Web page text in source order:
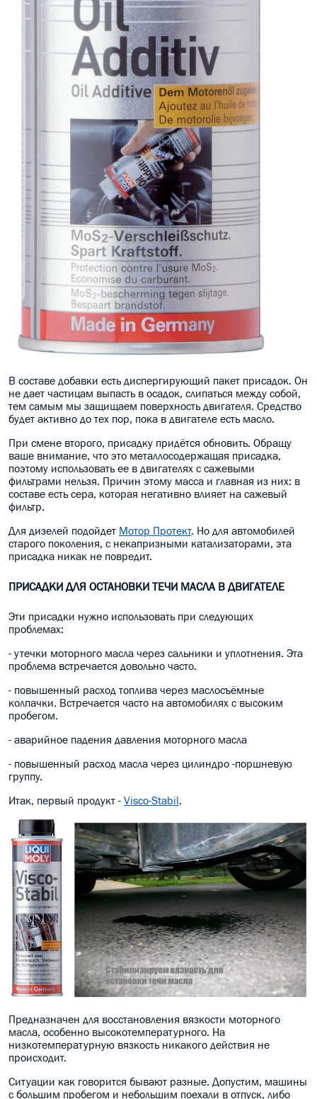
В составе добавки есть диспергирующий пакет присадок. Он
не дает частицам выпасть в осадок, слипаться между собой,
тем самым мы защищаем поверхность двигателя. Средство
будет активно до тех пор, пока в двигателе есть масло.
При смене второго, присадку придётся обновить. Обращу
ваше внимание, что это металлосодержащая присадка,
поэтому использовать ее в двигателях с сажевыми
фильтрами нельзя. Причин этому масса и главная из них: в
составе есть сера, которая негативно влияет на сажевый
фильтр.
Для дизелей подойдет Мотор Протект. Но для автомобилей
старого поколения, с некапризными катализаторами, эта
присадка никак не повредит.
ПРИСАДКИ ДЛЯ ОСТАНОВКИ ТЕЧИ МАСЛА В ДВИГАТЕЛЕ
Эти присадки нужно использовать при следующих
проблемах:
- утечки моторного масла через сальники и уплотнения. Эта
проблема встречается довольно часто.
- повышенный расход топлива через маслосъёмные
колпачки. Встречается часто на автомобилях с высоким
пробегом.
- аварийное падения давления моторного масла
- повышенный расход масла через цилиндро -поршневую
группу.
Итак, первый продукт - Visco-Stabil.
Предназначен для восстановления вязкости моторного
масла, особенно высокотемпературного. На
низкотемпературную вязкость никакого действия не
происходит.
Ситуации как говорится бывают разные. Допустим, машины
с большим пробегом и небольшим поехали в отпуск, либо